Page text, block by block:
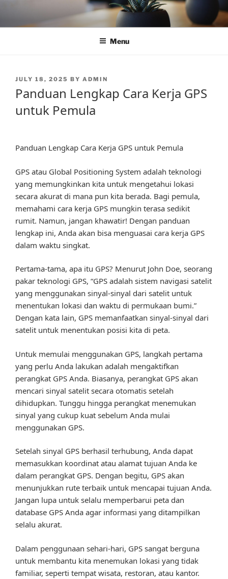
content
Menu
POSTED
JULY 18, 2025 BY ADMIN
Panduan Lengkap Cara Kerja GPS
untuk Pemula
Panduan Lengkap Cara Kerja GPS untuk Pemula
GPS atau Global Positioning System adalah teknologi
yang memungkinkan kita untuk mengetahui lokasi
secara akurat di mana pun kita berada. Bagi pemula,
memahami cara kerja GPS mungkin terasa sedikit
rumit. Namun, jangan khawatir! Dengan panduan
lengkap ini, Anda akan bisa menguasai cara kerja GPS
dalam waktu singkat.
Pertama-tama, apa itu GPS? Menurut John Doe, seorang
pakar teknologi GPS, “GPS adalah sistem navigasi satelit
yang menggunakan sinyal-sinyal dari satelit untuk
menentukan lokasi dan waktu di permukaan bumi.”
Dengan kata lain, GPS memanfaatkan sinyal-sinyal dari
satelit untuk menentukan posisi kita di peta.
Untuk memulai menggunakan GPS, langkah pertama
yang perlu Anda lakukan adalah mengaktifkan
perangkat GPS Anda. Biasanya, perangkat GPS akan
mencari sinyal satelit secara otomatis setelah
dihidupkan. Tunggu hingga perangkat menemukan
sinyal yang cukup kuat sebelum Anda mulai
menggunakan GPS.
Setelah sinyal GPS berhasil terhubung, Anda dapat
memasukkan koordinat atau alamat tujuan Anda ke
dalam perangkat GPS. Dengan begitu, GPS akan
menunjukkan rute terbaik untuk mencapai tujuan Anda.
Jangan lupa untuk selalu memperbarui peta dan
database GPS Anda agar informasi yang ditampilkan
selalu akurat.
Dalam penggunaan sehari-hari, GPS sangat berguna
untuk membantu kita menemukan lokasi yang tidak
familiar, seperti tempat wisata, restoran, atau kantor.